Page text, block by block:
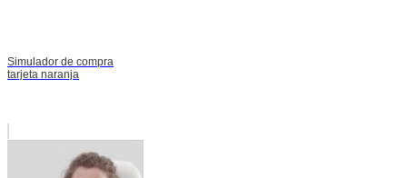
Simulador de compra
tarjeta naranja